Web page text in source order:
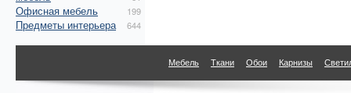
Офисная мебель 199
Предметы интерьера 644
Мебель Ткани Обои Карнизы